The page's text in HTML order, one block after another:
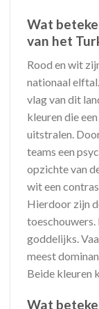
Wat
van het
Rood en wit
nationaal
vlag van dit
kleuren die
uitstralen.
teams een
opzichte van
wit een
Hierdoor zijn
goddelijks.
meest
Beide kleuren
Wat